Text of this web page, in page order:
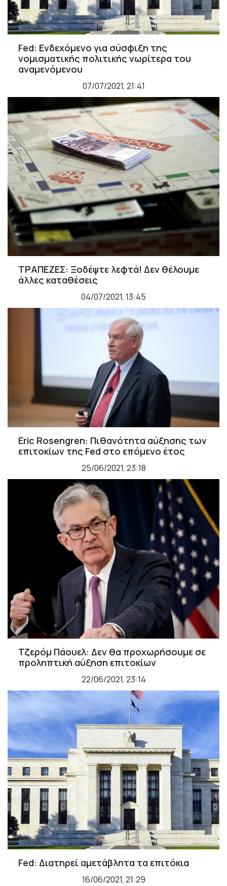
Fed: Ενδεχόμενο για σύσφιξη της
νομισματικής πολιτικής νωρίτερα του
αναμενόμενου
07/07/2021, 21:41
ΤΡΑΠΕΖΕΣ: Ξοδέψτε λεφτά! Δεν θέλουμε
άλλες καταθέσεις
04/07/2021, 13:45
Eric Rosengren: Πιθανότητα αύξησης των
επιτοκίων της Fed στο επόμενο έτος
25/06/2021, 23:18
Τζερόμ Πάουελ: Δεν θα προχωρήσουμε σε
προληπτική αύξηση επιτοκίων
22/06/2021, 23:14
Fed: Διατηρεί αμετάβλητα τα επιτόκια
16/06/2021, 21:29